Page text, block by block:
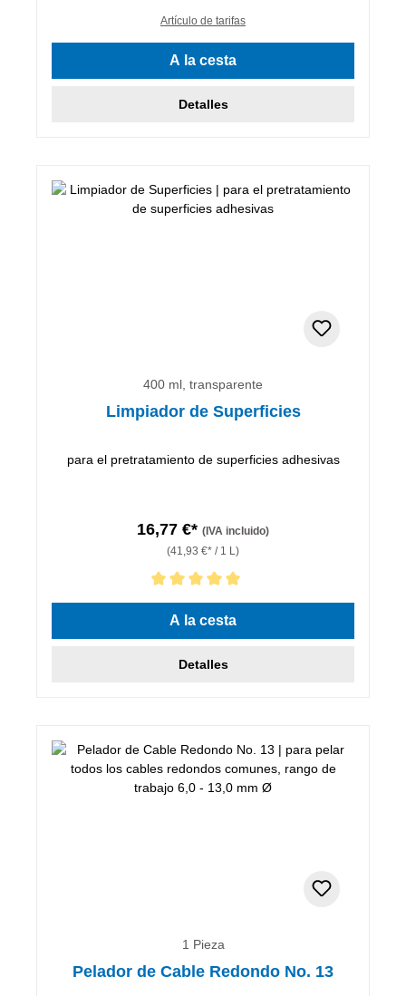
Artículo de tarifas
A la cesta
Detalles
400 ml, transparente
Limpiador de Superficies
para el pretratamiento de superficies adhesivas
16,77 €* (IVA incluido)
(41,93 €* / 1 L)
Calificación promedio de 5 de 5 estrellas
A la cesta
Detalles
1 Pieza
Pelador de Cable Redondo No. 13